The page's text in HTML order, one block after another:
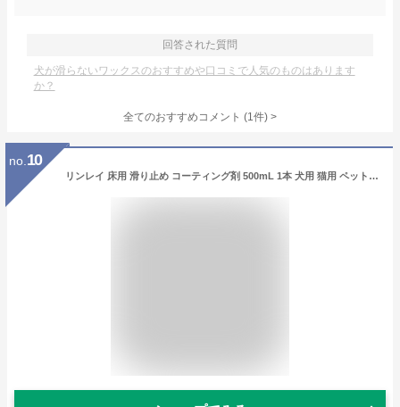
回答された質問
犬が滑らないワックスのおすすめや口コミで人気のものはあります
か？
全てのおすすめコメント (1件) >
no. 10
リンレイ 床用 滑り止め コーティング剤 500mL 1本 犬用 猫用 ペット すべり止め ワックス フローリング 滑り 関節保護 怪我防止 廊下 日本製 国産